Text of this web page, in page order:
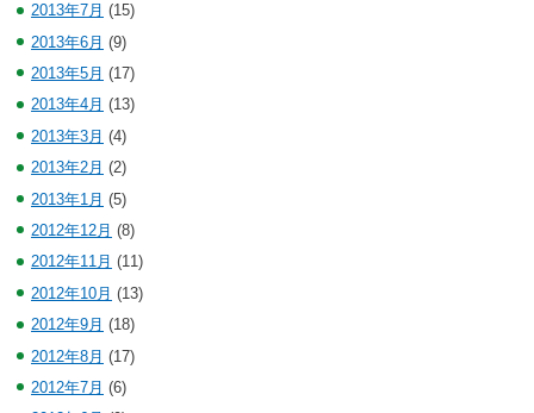
2013年7月 (15)
2013年6月 (9)
2013年5月 (17)
2013年4月 (13)
2013年3月 (4)
2013年2月 (2)
2013年1月 (5)
2012年12月 (8)
2012年11月 (11)
2012年10月 (13)
2012年9月 (18)
2012年8月 (17)
2012年7月 (6)